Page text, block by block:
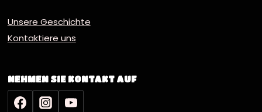
Unsere Geschichte
Kontaktiere uns
NEHMEN SIE KONTAKT AUF